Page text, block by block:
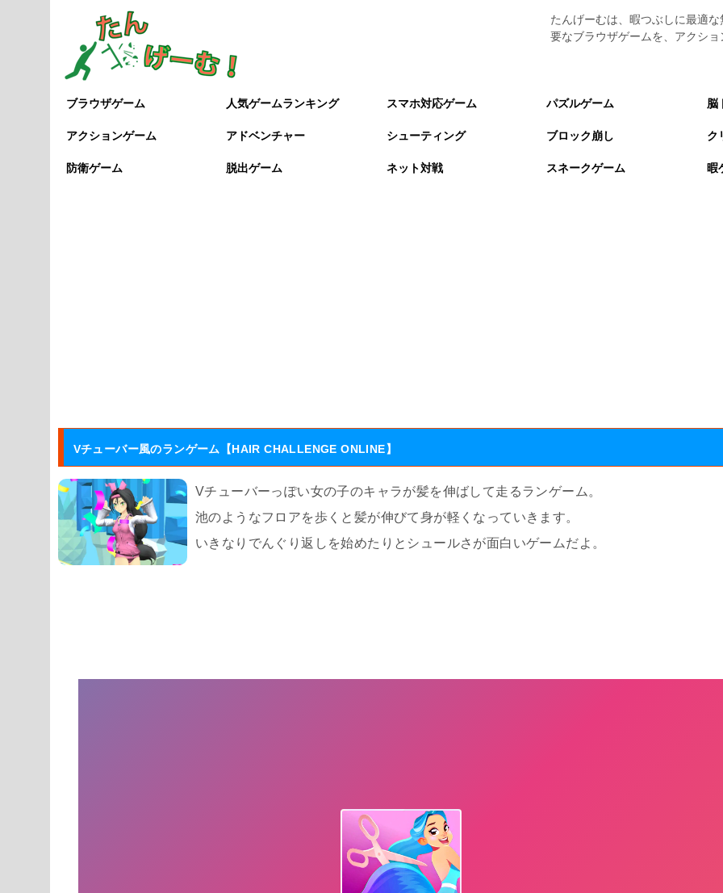
たんげーむは、暇つぶしに最適
要なブラウザゲームを、アクシ
ブラウザゲーム 人気ゲームランキング スマホ対応ゲーム パズルゲーム 脳
アクションゲーム アドベンチャー シューティング ブロック崩し ク
防衛ゲーム 脱出ゲーム ネット対戦 スネークゲーム 暇
Vチューバー風のランゲーム【HAIR CHALLENGE ONLINE】
Vチューバーっぽい女の子のキャラが髪を伸ばして走るランゲーム。
池のようなフロアを歩くと髪が伸びて身が軽くなっていきます。
いきなりでんぐり返しを始めたりとシュールさが面白いゲームだよ。